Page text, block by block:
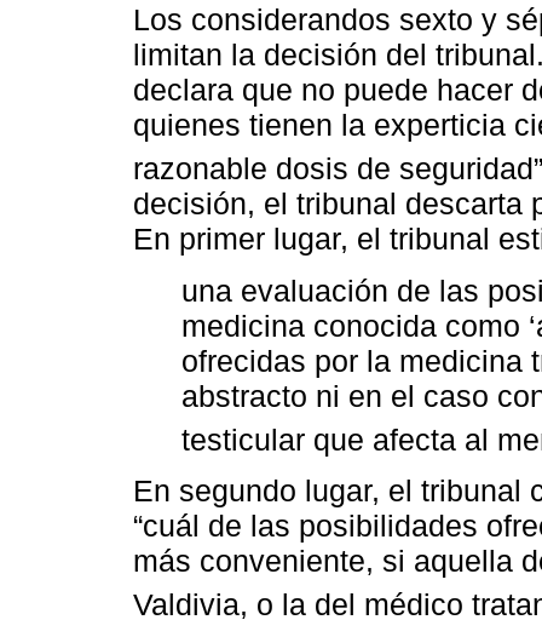
Los considerandos sexto y
limitan la decisión del
declara que no puede hacer
quienes tienen la experticia
razonable dosis de seguridad”
decisión, el tribunal descarta
En primer lugar, el tribunal
una evaluación de las
medicina conocida como
ofrecidas por la medicina
abstracto ni en el caso
testicular que afecta al
En segundo lugar, el tribunal
“cuál de las posibilidades
más conveniente, si aquella
Valdivia, o la del médico